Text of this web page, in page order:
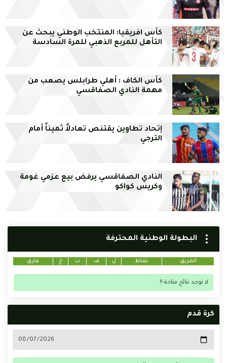
كأس افريقيا: المنتخب الوطني يبحث عن
التأهل للمربع الذهبي للمرة السادسة
كأس الكاف : أهلي طرابلس يصعب من
مهمة النادي الصفاقسي
إتحاد تطاوين يقتنص تعادلاً ثميناً أمام
الترجي
النادي الصفاقسي يرفض بيع عزمي غومة
وكريس كواكو
البطولة الوطنية المحترفة
الفريق نقاط ل ف ت خ فارق
لا توجد نتائج متاحة !!
كرة قدم